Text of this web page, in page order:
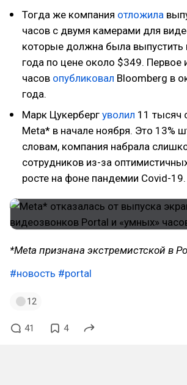
Тогда же компания отложила
часов c двумя камерами для
которые должна была выпустить
года по цене около $349. Первое
часов опубликовал Bloomberg в
года.
Марк Цукерберг уволил 11 тысяч
Meta* в начале ноября. Это 13%
словам, компания набрала
сотрудников из-за
росте на фоне пандемии Covid-19.
*Meta признана экстремистской в
#новость #portal
12
41 4